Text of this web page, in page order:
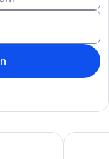
ist 10 Minuten
Florent entfernt,
House